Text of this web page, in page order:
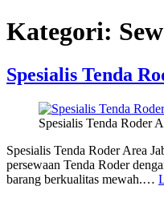
Kategori:
Spesialis Tenda
Spesialis Tenda Roder
Spesialis Tenda Roder Area
persewaan Tenda Roder
barang berkualitas mewah.…